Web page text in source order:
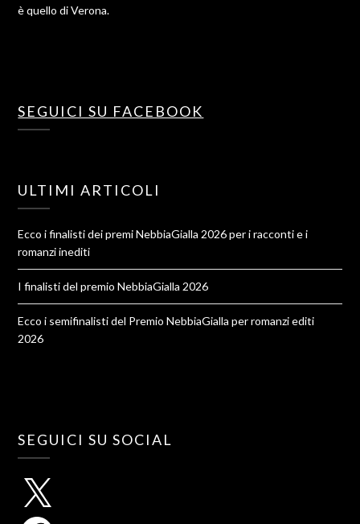
è quello di Verona.
SEGUICI SU FACEBOOK
ULTIMI ARTICOLI
Ecco i finalisti dei premi NebbiaGialla 2026 per i racconti e i
romanzi inediti
I finalisti del premio NebbiaGialla 2026
Ecco i semifinalisti del Premio NebbiaGialla per romanzi editi
2026
SEGUICI SU SOCIAL